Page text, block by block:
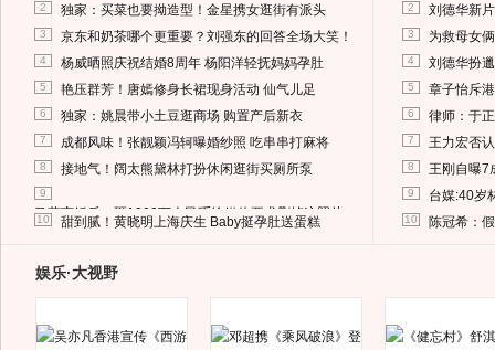
2 独家：买菜也要拗造型！金星携女逛街有派头
3 京东和奶茶哪个更重要？刘强东的回答全场大笑！
4 杨威晒照庆祝结婚8周年 杨阳洋轻抚妈妈孕肚
5 艳压群芳！唐嫣修身长裙现身活动 仙气儿足
6 独家：姚晨带小土豆逛商场 购置产后新衣
7 成都风味！张靓颖冯轲曝婚纱照 吃串串打麻将
8 接地气！阔太熊黛林打扮休闲逛街买厕所泵
9
马蓉离婚后，砸1000万人民币给媒体要求删掉这照片
10 甜到腻！黄晓明上海庆生 Baby挺孕肚送蛋糕
2 刘德华新
3 为救母女
4 刘德华扮
5 章子怡斥
6 律师：于
7 王力宏否
8 王刚自曝7
9 台媒:40岁
10 陈冠希：
娱乐·大视野